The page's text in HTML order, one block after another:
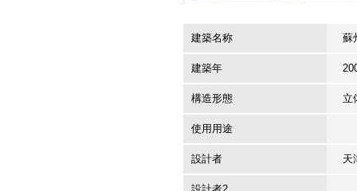
建築名称 蘇
建築年
構造形態 立
使用用途
設計者 天